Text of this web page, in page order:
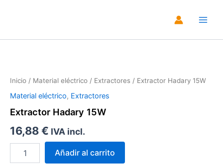
Inicio / Material eléctrico / Extractores / Extractor Hadary 15W
Material eléctrico, Extractores
Extractor Hadary 15W
16,88€ IVA incl.
Hadary
Añadir al carrito